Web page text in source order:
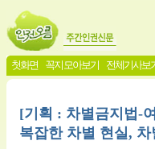
첫화면 꼭지 모아보기 전체기사보
[기획 : 차별금지법-
복잡한 차별 현실, 차